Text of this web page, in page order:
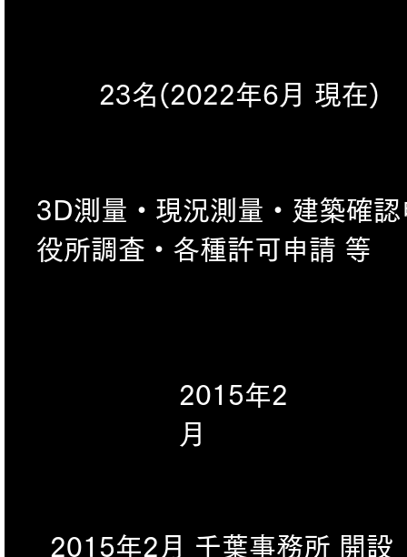
23名(2022年6月 現在)
​3D測量・現況測量・建築確認
役所調査・各種許可申請 等
2015年2
月
2015年2月 千葉事務所 開設